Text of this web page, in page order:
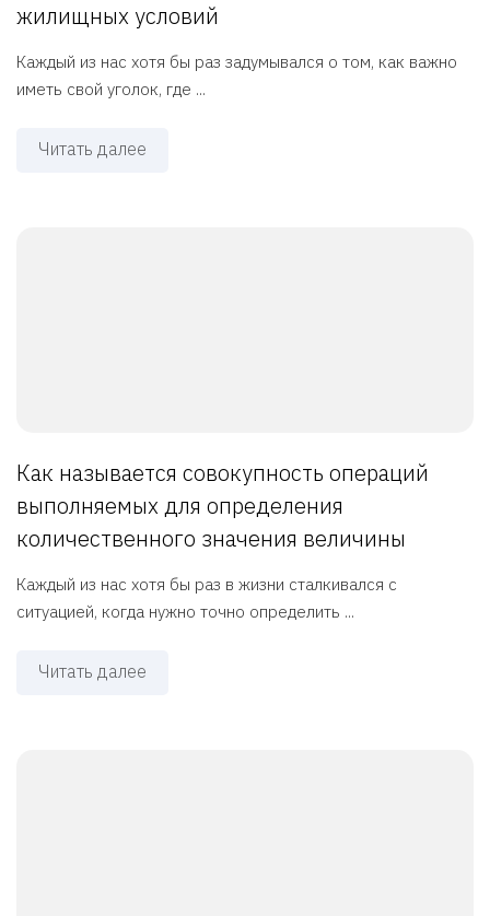
жилищных условий
Каждый из нас хотя бы раз задумывался о том, как важно
иметь свой уголок, где ...
Читать далее
Как называется совокупность операций
выполняемых для определения
количественного значения величины
Каждый из нас хотя бы раз в жизни сталкивался с
ситуацией, когда нужно точно определить ...
Читать далее